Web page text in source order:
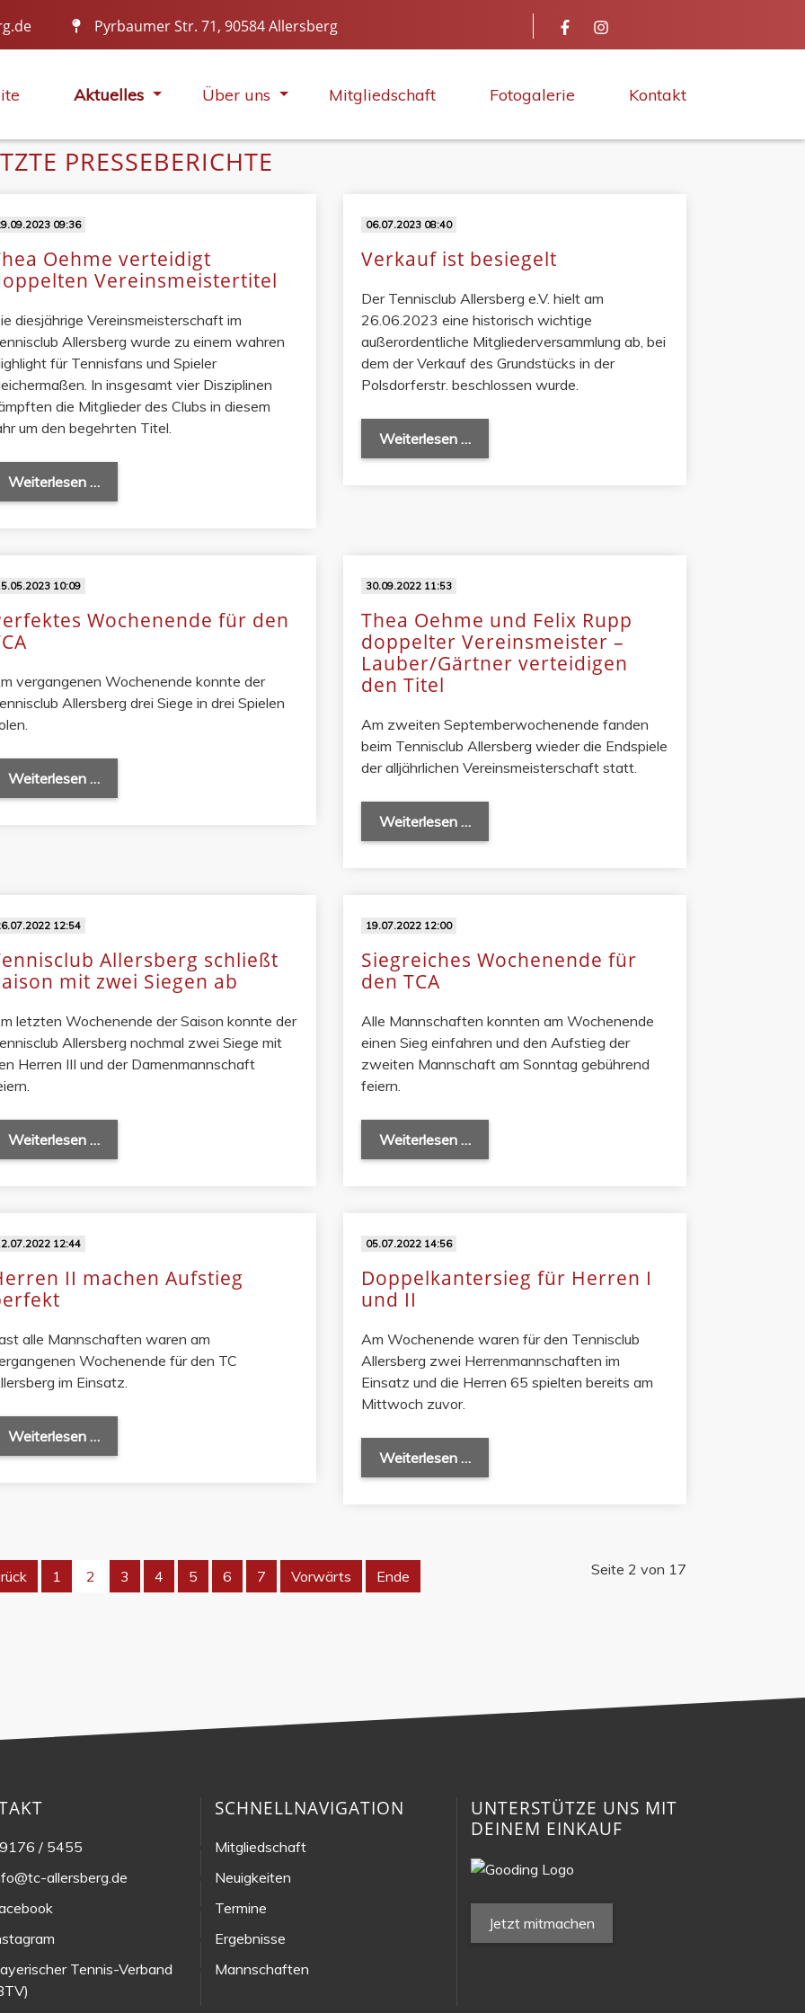
Pyrbaumer Str. 71, 90584 Allersberg
Aktuelles Über uns Mitgliedschaft Fotogalerie Kontakt
IN ALLER MUNDE
PRESSEBERICHTE
09:36
Oehme verteidigt
Vereinsmeistertitel
diesjährige Vereinsmeisterschaft im
Allersberg wurde zu einem wahren
für Tennisfans und Spieler
In insgesamt vier Disziplinen
die Mitglieder des Clubs in diesem
um den begehrten Titel.
Weiterlesen …
06.07.2023 08:40
Verkauf ist besiegelt
Der Tennisclub Allersberg e.V. hielt am
26.06.2023 eine historisch wichtige
außerordentliche Mitgliederversammlung ab, bei
dem der Verkauf des Grundstücks in der
Polsdorferstr. beschlossen wurde.
Weiterlesen …
10:09
Wochenende für den
vergangenen Wochenende konnte der
Allersberg drei Siege in drei Spielen
Weiterlesen …
30.09.2022 11:53
Thea Oehme und Felix Rupp
doppelter Vereinsmeister –
Lauber/Gärtner verteidigen
den Titel
Am zweiten Septemberwochenende fanden
beim Tennisclub Allersberg wieder die Endspiele
der alljährlichen Vereinsmeisterschaft statt.
Weiterlesen …
12:54
Allersberg schließt
mit zwei Siegen ab
letzten Wochenende der Saison konnte der
Allersberg nochmal zwei Siege mit
Herren III und der Damenmannschaft
Weiterlesen …
19.07.2022 12:00
Siegreiches Wochenende für
den TCA
Alle Mannschaften konnten am Wochenende
einen Sieg einfahren und den Aufstieg der
zweiten Mannschaft am Sonntag gebührend
feiern.
Weiterlesen …
12:44
II machen Aufstieg
alle Mannschaften waren am
Wochenende für den TC
im Einsatz.
Weiterlesen …
05.07.2022 14:56
Doppelkantersieg für Herren I
und II
Am Wochenende waren für den Tennisclub
Allersberg zwei Herrenmannschaften im
Einsatz und die Herren 65 spielten bereits am
Mittwoch zuvor.
Weiterlesen …
Seite 2 von 17
1 2 3 4 5 6 7 Vorwärts Ende
/ 5455
allersberg.de
Tennis-Verband
SCHNELLNAVIGATION
Mitgliedschaft
Neuigkeiten
Termine
Ergebnisse
Mannschaften
UNTERSTÜTZE UNS MIT
DEINEM EINKAUF
Jetzt mitmachen